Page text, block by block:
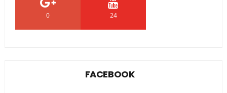
0 24
FACEBOOK